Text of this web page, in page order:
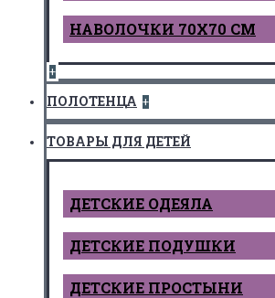
НАВОЛОЧКИ 70Х70 СМ
+
ПОЛОТЕНЦА +
ТОВАРЫ ДЛЯ ДЕТЕЙ
ДЕТCКИЕ ОДЕЯЛА
ДЕТСКИЕ ПОДУШКИ
ДЕТСКИЕ ПРОСТЫНИ